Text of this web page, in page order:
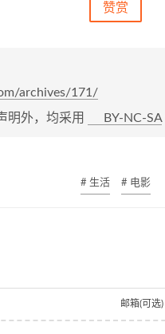
赞赏
archives/171/
明外，均采用 BY-NC-SA
# 生活 # 电影
邮箱(可选)